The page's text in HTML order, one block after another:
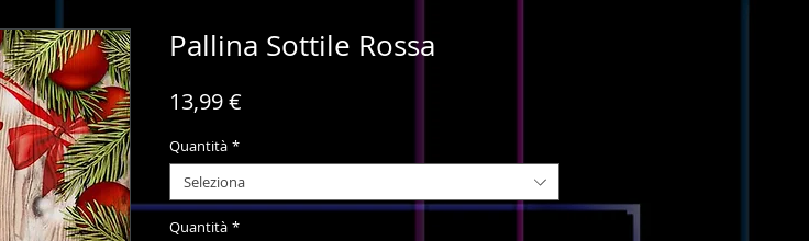
Pallina Sottile Rossa
13,99 €
Quantità *
Seleziona
Quantità *